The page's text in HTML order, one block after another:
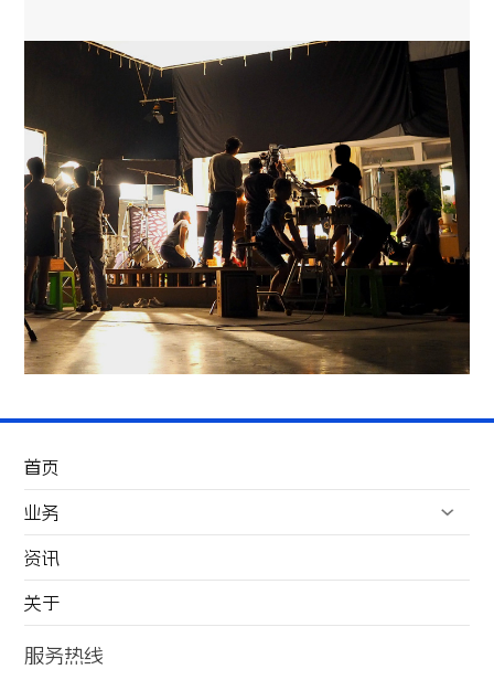
首页
业务
高端服务
运营服务
场景服务
资讯
关于
服务热线